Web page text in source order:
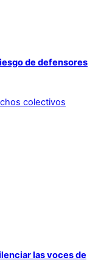
de defensores
colectivos
las voces de